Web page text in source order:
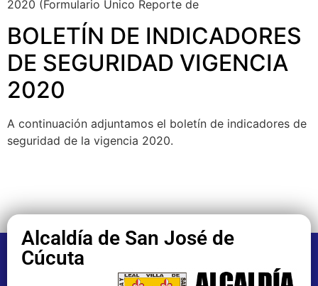
2020 (Formulario Único Reporte de
BOLETÍN DE INDICADORES
DE SEGURIDAD VIGENCIA
2020
A continuación adjuntamos el boletín de indicadores de
seguridad de la vigencia 2020.
Alcaldía de San José de
Cúcuta